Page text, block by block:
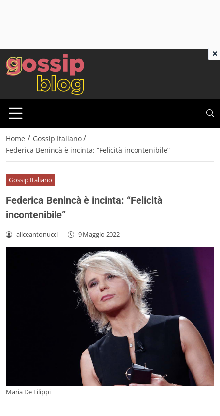
Home / Gossip Italiano /
Federica Benincà è incinta: “Felicità incontenibile”
Gossip Italiano
Federica Benincà è incinta: “Felicità
incontenibile”
aliceantonucci - 9 Maggio 2022
Maria De Filippi
×